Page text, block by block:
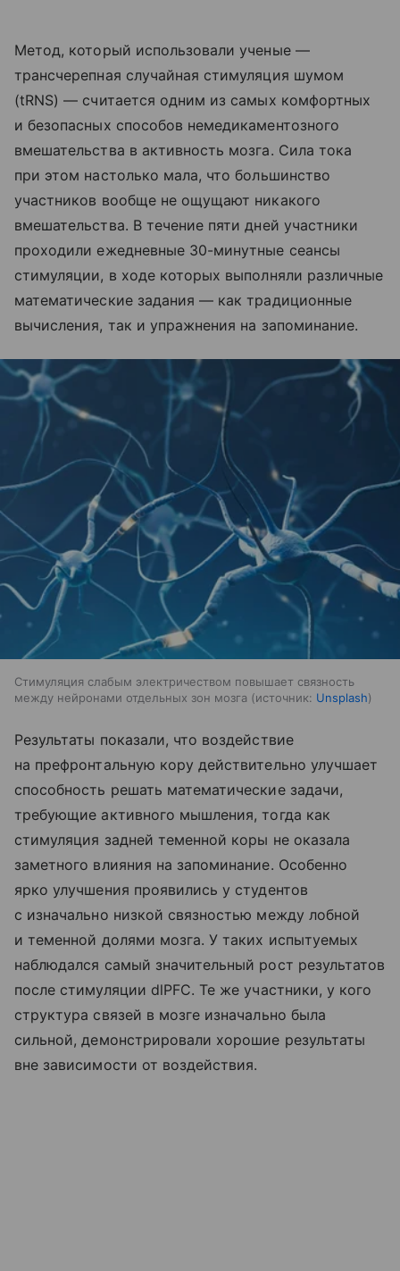
Метод, который использовали ученые —
трансчерепная случайная стимуляция шумом
(tRNS) — считается одним из самых комфортных
и безопасных способов немедикаментозного
вмешательства в активность мозга. Сила тока
при этом настолько мала, что большинство
участников вообще не ощущают никакого
вмешательства. В течение пяти дней участники
проходили ежедневные 30-минутные сеансы
стимуляции, в ходе которых выполняли различные
математические задания — как традиционные
вычисления, так и упражнения на запоминание.
Стимуляция слабым электричеством повышает связность
между нейронами отдельных зон мозга
источник: Unsplash
Результаты показали, что воздействие
на префронтальную кору действительно улучшает
способность решать математические задачи,
требующие активного мышления, тогда как
стимуляция задней теменной коры не оказала
заметного влияния на запоминание. Особенно
ярко улучшения проявились у студентов
с изначально низкой связностью между лобной
и теменной долями мозга. У таких испытуемых
наблюдался самый значительный рост результатов
после стимуляции dlPFC. Те же участники, у кого
структура связей в мозге изначально была
сильной, демонстрировали хорошие результаты
вне зависимости от воздействия.